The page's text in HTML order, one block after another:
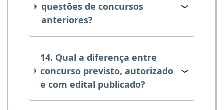
questões de concursos
anteriores?
14. Qual a diferença entre
concurso previsto, autorizado
e com edital publicado?